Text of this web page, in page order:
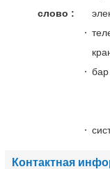
слово :
бар
Контактная